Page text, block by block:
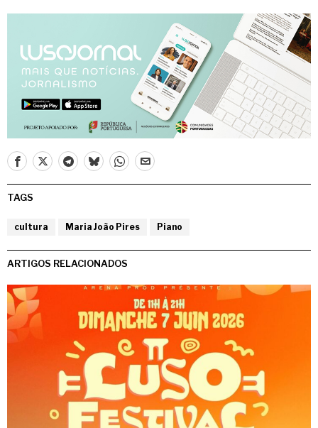
TAGS
cultura Maria João Pires Piano
ARTIGOS RELACIONADOS